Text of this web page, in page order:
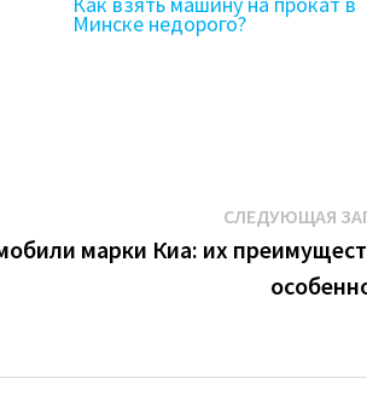
Минске недорого?
СЛЕДУЮЩАЯ
марки Киа: их